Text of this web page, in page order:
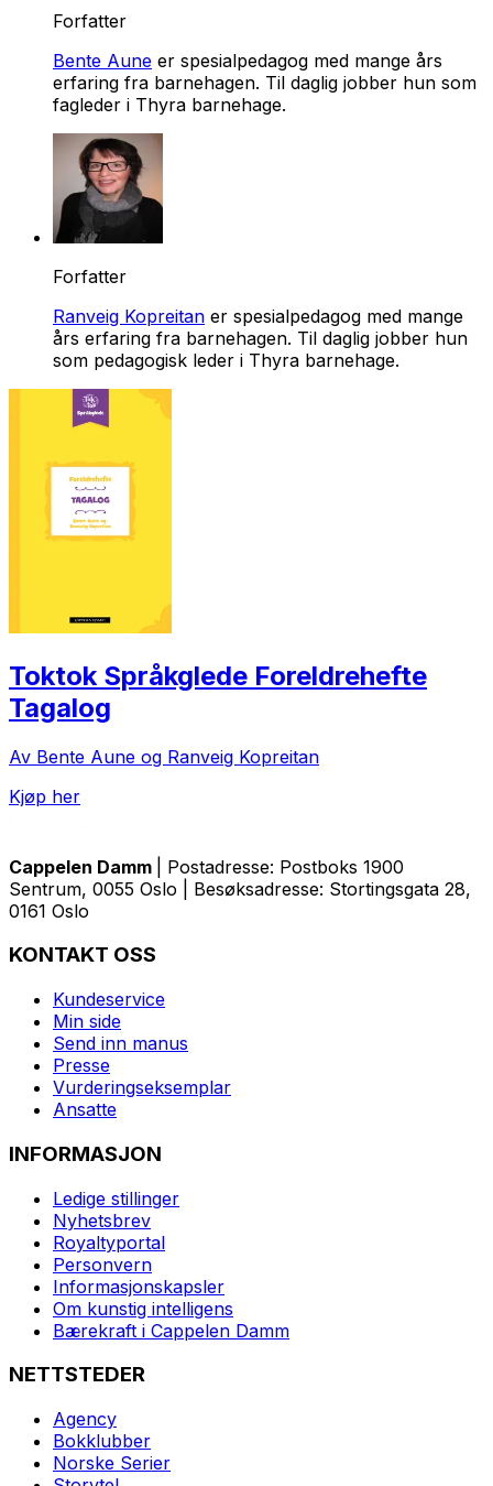
Forfatter
Bente Aune er spesialpedagog med mange års
erfaring fra barnehagen. Til daglig jobber hun som
fagleder i Thyra barnehage.
Forfatter
Ranveig Kopreitan er spesialpedagog med mange
års erfaring fra barnehagen. Til daglig jobber hun
som pedagogisk leder i Thyra barnehage.
Toktok Språkglede Foreldrehefte
Tagalog
Av Bente Aune og Ranveig Kopreitan
Kjøp her
Cappelen Damm
| Postadresse: Postboks 1900
Sentrum, 0055 Oslo | Besøksadresse: Stortingsgata 28,
0161 Oslo
KONTAKT OSS
Kundeservice
Min side
Send inn manus
Presse
Vurderingseksemplar
Ansatte
INFORMASJON
Ledige stillinger
Nyhetsbrev
Royaltyportal
Personvern
Informasjonskapsler
Om kunstig intelligens
Bærekraft i Cappelen Damm
NETTSTEDER
Agency
Bokklubber
Norske Serier